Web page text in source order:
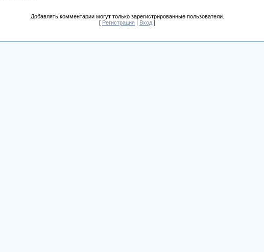
Добавлять комментарии могут только зарегистрированные пользователи.
[ Регистрация | Вход ]